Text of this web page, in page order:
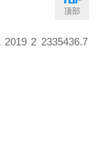
2 2335436.7
顶部